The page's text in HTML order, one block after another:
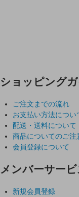
ショッピング
ご注文までの流れ
お支払い方法につい
配送・送料について
商品についてのご注
会員登録について
メンバーサービ
新規会員登録